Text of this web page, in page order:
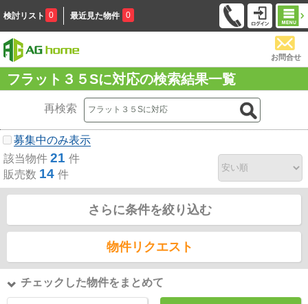
検討リスト 0 最近見た物件 0
お問合せ
フラット３５Sに対応の検索結果一覧
再検索
募集中のみ表示
該当物件 21 件
販売数 14 件
さらに条件を絞り込む
物件リクエスト
チェックした物件をまとめて